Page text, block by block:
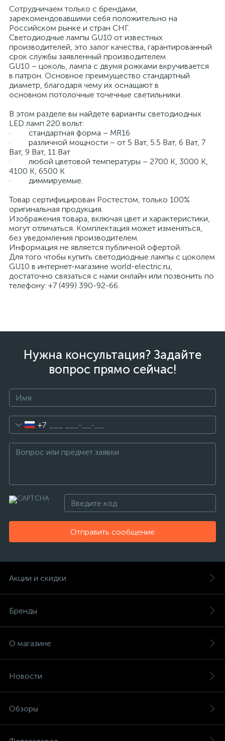
Сотрудничаем только с брендами,
зарекомендовавшими себя положительно на
Российском рынке и стран СНГ.
Светодиодные лампы GU10 от известных
производителей, это залог качества, гарантированный
срок службы заявленный производителем.
GU10 – цоколь, лампа с двумя рожками вкручивается
в патрон. Основное преимущество стандартный
диаметр, благодаря чему их оснащают в
основном потолочные точечные светильники.
В этом разделе вы найдете варианты светодиодных
LED ламп 220 вольт:
· стандартная форма – MR16
· различной мощности – от 5 Ват, 5.5 Ват, 6 Ват, 7
Ват, 9 Ват, 11 Ват
· любой цветовой температуры – 2700 К, 3000 К,
4100 К, 6500 К
· диммируемые.
Товар сертифицирован Ростестом, только 100%
оригинальная продукция.
Изображения товара, включая цвет и характеристики,
могут отличаться. Комплектация может изменяться,
без уведомления производителем.
Информация не является публичной офертой.
Для того чтобы купить светодиодные лампы с цоколем
GU10 в интернет-магазине world-electric.ru,
достаточно связаться с нами онлайн или позвонить по
телефону: +7 (499) 390-92-66.
Нужна консультация? Задайте
вопрос прямо сейчас!
+7
Отправить сообщение
Акции и скидки
Бренды
О магазине
Новости
Обзоры